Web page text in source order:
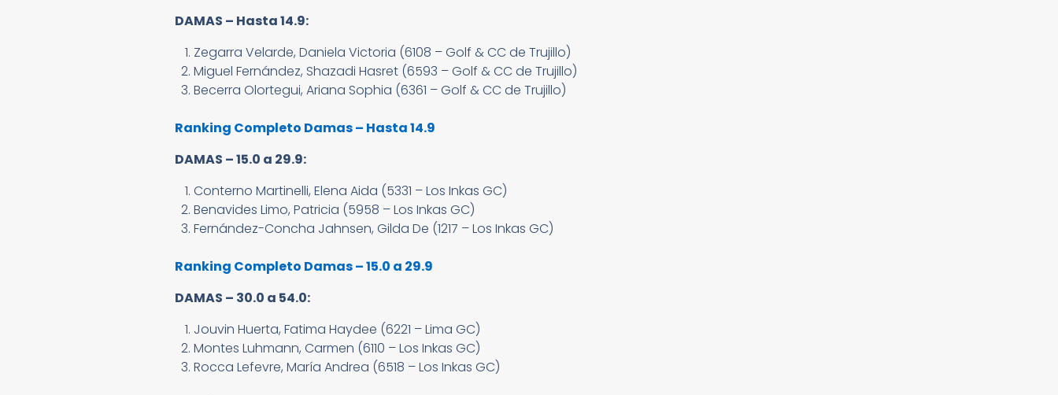
DAMAS – Hasta 14.9:
Zegarra Velarde, Daniela Victoria (6108 – Golf & CC de Trujillo)
Miguel Fernández, Shazadi Hasret (6593 – Golf & CC de Trujillo)
Becerra Olortegui, Ariana Sophia (6361 – Golf & CC de Trujillo)
Ranking Completo Damas – Hasta 14.9
DAMAS – 15.0 a 29.9:
Conterno Martinelli, Elena Aida (5331 – Los Inkas GC)
Benavides Limo, Patricia (5958 – Los Inkas GC)
Fernández-Concha Jahnsen, Gilda De (1217 – Los Inkas GC)
Ranking Completo Damas – 15.0 a 29.9
DAMAS – 30.0 a 54.0:
Jouvin Huerta, Fatima Haydee (6221 – Lima GC)
Montes Luhmann, Carmen (6110 – Los Inkas GC)
Rocca Lefevre, María Andrea (6518 – Los Inkas GC)